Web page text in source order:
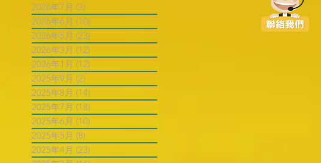
2026年7月 (3)
2026年6月 (10)
2026年5月 (23)
2026年3月 (12)
2026年1月 (12)
2025年9月 (2)
2025年8月 (14)
2025年7月 (18)
2025年6月 (10)
2025年5月 (8)
2025年4月 (23)